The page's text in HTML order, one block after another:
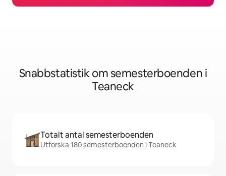
Snabbstatistik om semesterboenden i
Teaneck
Totalt antal semesterboenden
Utforska 180 semesterboenden i Teaneck